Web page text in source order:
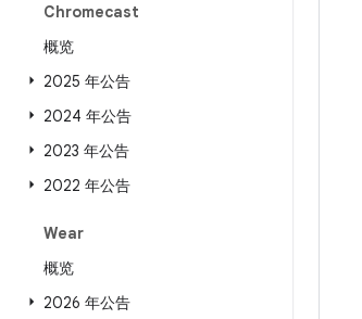
Chromecast
概览
2025 年公告
2024 年公告
2023 年公告
2022 年公告
Wear
概览
2026 年公告